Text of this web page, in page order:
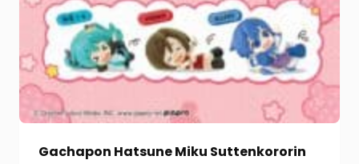
Gachapon Hatsune Miku Suttenkororin